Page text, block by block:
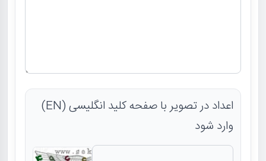
اعداد در تصویر با صفحه کلید انگلیسی (EN)
وارد شود